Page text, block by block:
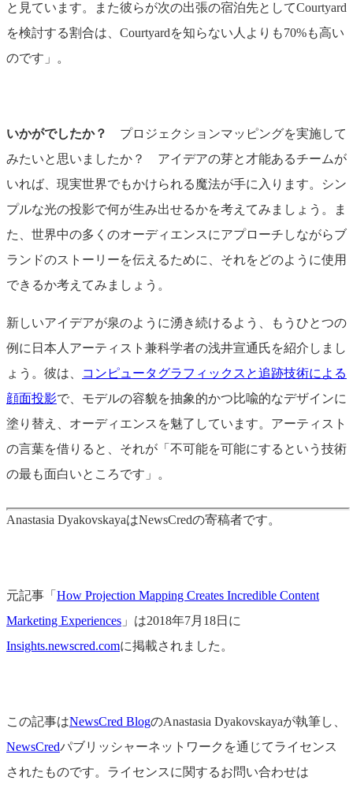
と見ています。また彼らが次の出張の宿泊先としてCourtyard
を検討する割合は、Courtyardを知らない人よりも70%も高い
のです」。
いかがでしたか？ プロジェクションマッピングを実施して
みたいと思いましたか？ アイデアの芽と才能あるチームが
いれば、現実世界でもかけられる魔法が手に入ります。シン
プルな光の投影で何が生み出せるかを考えてみましょう。ま
た、世界中の多くのオーディエンスにアプローチしながらブ
ランドのストーリーを伝えるために、それをどのように使用
できるか考えてみましょう。
新しいアイデアが泉のように湧き続けるよう、もうひとつの
例に日本人アーティスト兼科学者の浅井宣通氏を紹介しまし
ょう。彼は、
コンピュータグラフィックスと追跡技術による
顔面投影で、モデルの容貌を抽象的かつ比喩的なデザインに
塗り替え、オーディエンスを魅了しています。アーティスト
の言葉を借りると、それが「不可能を可能にするという技術
の最も面白いところです」。
Anastasia DyakovskayaはNewsCredの寄稿者です。
元記事「 How Projection Mapping Creates Incredible Content
Marketing Experiences 」は2018年7月18日に
Insights.newscred.comに掲載されました。
この記事はNewsCred BlogのAnastasia Dyakovskayaが執筆し、
NewsCredパブリッシャーネットワークを通じてライセンス
されたものです。ライセンスに関するお問い合わせは